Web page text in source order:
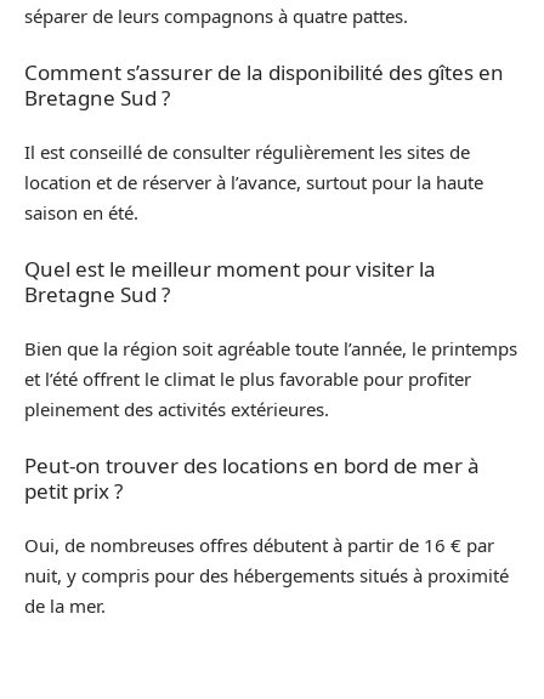
séparer de leurs compagnons à quatre pattes.
Comment s’assurer de la disponibilité des gîtes en
Bretagne Sud ?
Il est conseillé de consulter régulièrement les sites de
location et de réserver à l’avance, surtout pour la haute
saison en été.
Quel est le meilleur moment pour visiter la
Bretagne Sud ?
Bien que la région soit agréable toute l’année, le printemps
et l’été offrent le climat le plus favorable pour profiter
pleinement des activités extérieures.
Peut-on trouver des locations en bord de mer à
petit prix ?
Oui, de nombreuses offres débutent à partir de 16 € par
nuit, y compris pour des hébergements situés à proximité
de la mer.